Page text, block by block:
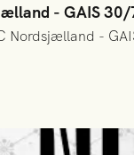
- GAIS 30/
Nordsjælland -